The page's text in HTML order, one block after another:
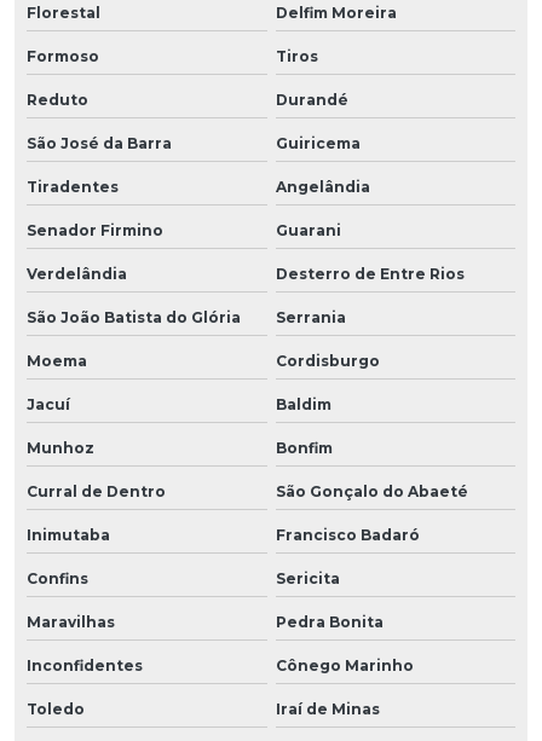
Florestal Delfim Moreira
Formoso Tiros
Reduto Durandé
São José da Barra Guiricema
Tiradentes Angelândia
Senador Firmino Guarani
Verdelândia Desterro de Entre Rios
São João Batista do Glória Serrania
Moema Cordisburgo
Jacuí Baldim
Munhoz Bonfim
Curral de Dentro São Gonçalo do Abaeté
Inimutaba Francisco Badaró
Confins Sericita
Maravilhas Pedra Bonita
Inconfidentes Cônego Marinho
Toledo Iraí de Minas